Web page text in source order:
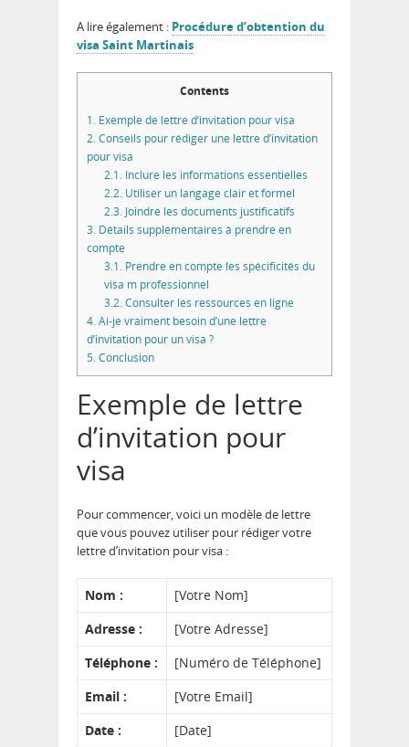
A lire également : Procédure d’obtention du
visa Saint Martinais
Contents
1. Exemple de lettre d’invitation pour visa
2.Conseils pour rédiger une lettre d’invitation
pour visa
2.1.Inclure les informations essentielles
2.2.Utiliser un langage clair et formel
2.3.Joindre les documents justificatifs
3. Détails supplémentaires à prendre en
compte
3.1.Prendre en compte les spécificités du
visa m professionnel
3.2.Consulter les ressources en ligne
4.Ai-je vraiment besoin d’une lettre
d’invitation pour un visa ?
5.Conclusion
Exemple de lettre
d’invitation pour
visa
Pour commencer, voici un modèle de lettre
que vous pouvez utiliser pour rédiger votre
lettre d’invitation pour visa :
Nom :
[Votre Nom]
Adresse :
[Votre Adresse]
Téléphone :
[Numéro de Téléphone]
Email :
[Votre Email]
Date :
[Date]